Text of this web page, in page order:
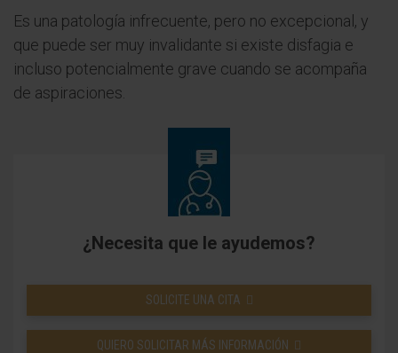
Es una patología infrecuente, pero no excepcional, y
que puede ser muy invalidante si existe disfagia e
incluso potencialmente grave cuando se acompaña
de aspiraciones.
¿Necesita que le ayudemos?
SOLICITE UNA CITA
QUIERO SOLICITAR MÁS INFORMACIÓN